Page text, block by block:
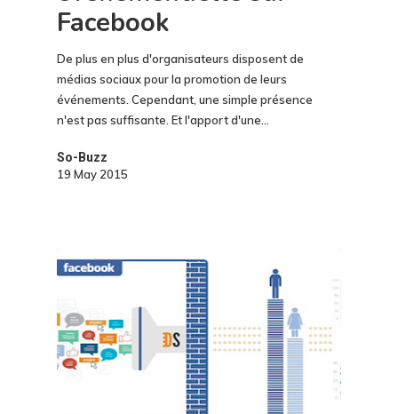
Facebook
De plus en plus d'organisateurs disposent de
médias sociaux pour la promotion de leurs
événements. Cependant, une simple présence
n'est pas suffisante. Et l'apport d'une…
So-Buzz
19 May 2015